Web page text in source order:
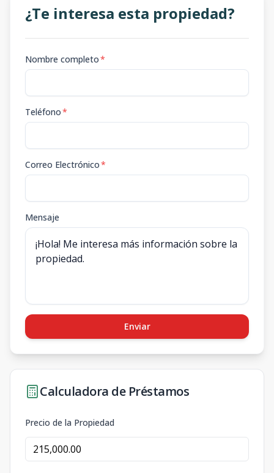
¿Te interesa esta propiedad?
Nombre completo*
Teléfono*
Correo Electrónico*
Mensaje
Enviar
Calculadora de Préstamos
Precio de la Propiedad